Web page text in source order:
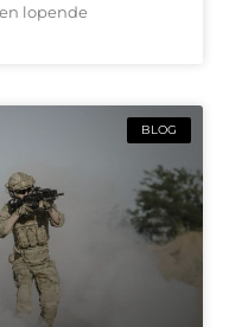
lopende
BLOG